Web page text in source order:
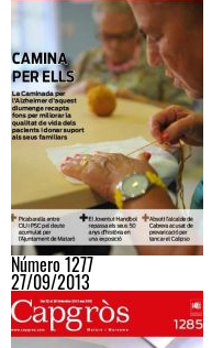
Número 1277
27/09/2013